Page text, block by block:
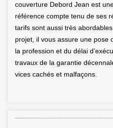
couverture Debord Jean est
référence compte tenu de ses
tarifs sont aussi très
projet, il vous assure une pose
la profession et du délai
travaux de la garantie
vices cachés et malfaçons.